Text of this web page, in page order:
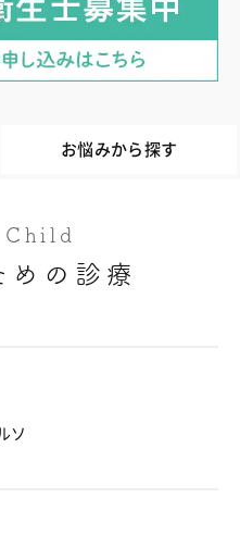
お悩みから探す
Child
めの診療
ソ